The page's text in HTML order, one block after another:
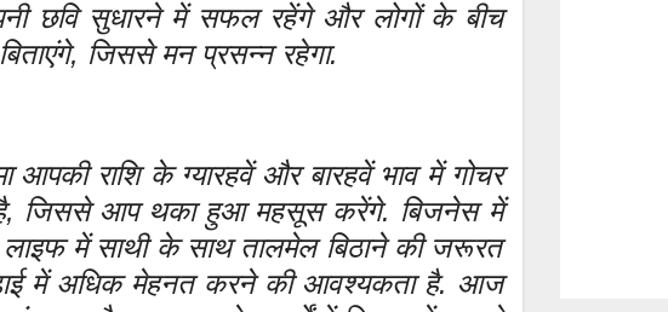
छवि सुधारने में सफल रहेंगे और लोगों के बीच
जिससे मन प्रसन्न रहेगा.
राशि के ग्यारहवें और बारहवें भाव में गोचर
है, जिससे आप थका हुआ महसूस करेंगे. बिजनेस में
में साथी के साथ तालमेल बिठाने की जरूरत
में अधिक मेहनत करने की आवश्यकता है. आज